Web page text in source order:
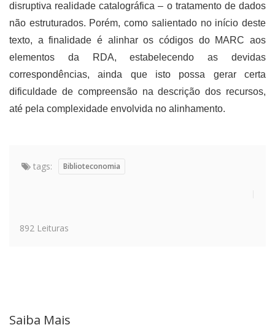
disruptiva realidade catalográfica – o tratamento de dados
não estruturados. Porém, como salientado no início deste
texto, a finalidade é alinhar os códigos do MARC aos
elementos da RDA, estabelecendo as devidas
correspondências, ainda que isto possa gerar certa
dificuldade de compreensão na descrição dos recursos,
até pela complexidade envolvida no alinhamento.
tags: Biblioteconomia
892 Leituras
Saiba Mais